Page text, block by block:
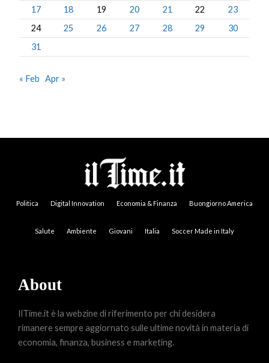
17
18 19 20 21 22
23
24
25 26 27 28 29
30
31
« Feb Apr »
Politica Digital Innovation Economia & Finanza Buongiorno America
Salute Ambiente Giovani Italia Soccer Made in Italy
About
IlTime.it è la webzine di riferimento per chi desidera
rimanere sempre aggiornato sulle ultime novità in materia di
economia, finanza, business e marketing.